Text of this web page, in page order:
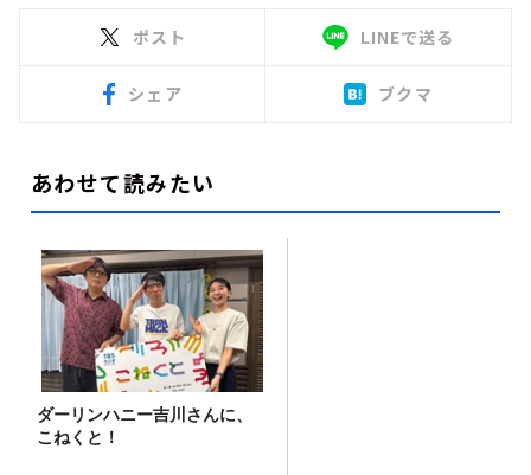
ポスト LINEで送る
シェア ブクマ
あわせて読みたい
ダーリンハニー吉川さんに、
こねくと！